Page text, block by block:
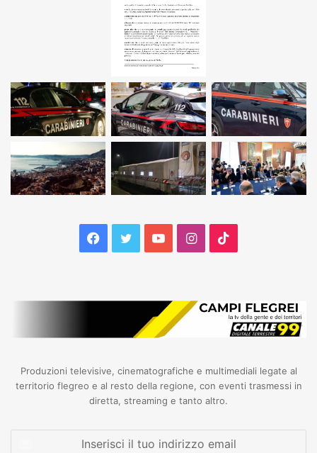
Facebook
TwitterYouTubeInstagram
Produzioni televisive, cinematografiche e multimediali legate al
territorio flegreo e al resto della regione, con eventi trasmessi in
diretta, streaming e tanto altro.